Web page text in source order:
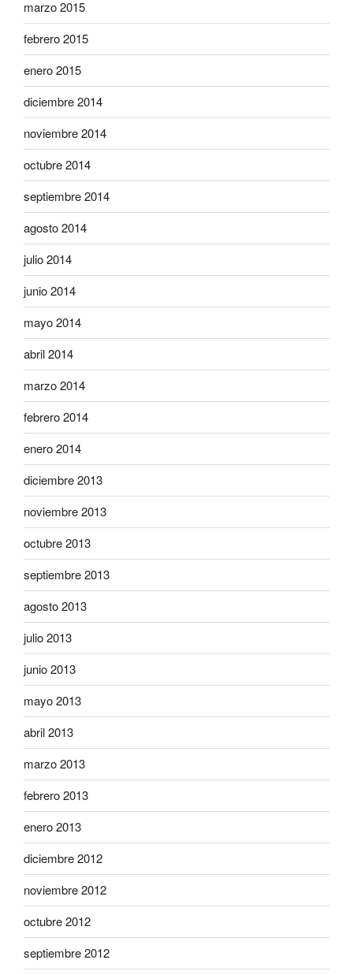
marzo 2015
febrero 2015
enero 2015
diciembre 2014
noviembre 2014
octubre 2014
septiembre 2014
agosto 2014
julio 2014
junio 2014
mayo 2014
abril 2014
marzo 2014
febrero 2014
enero 2014
diciembre 2013
noviembre 2013
octubre 2013
septiembre 2013
agosto 2013
julio 2013
junio 2013
mayo 2013
abril 2013
marzo 2013
febrero 2013
enero 2013
diciembre 2012
noviembre 2012
octubre 2012
septiembre 2012